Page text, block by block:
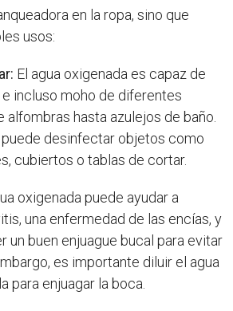
en la ropa, sino que
usos:
El agua oxigenada es capaz de
incluso moho de diferentes
hasta azulejos de baño.
desinfectar objetos como
cubiertos o tablas de cortar.
oxigenada puede ayudar a
una enfermedad de las encías, y
un buen enjuague bucal para evitar
es importante diluir el agua
para enjuagar la boca.